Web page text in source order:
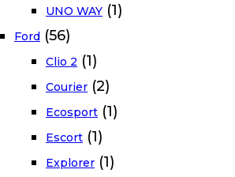
UNO WAY (1)
Ford (56)
Clio 2 (1)
Courier (2)
Ecosport (1)
Escort (1)
Explorer (1)